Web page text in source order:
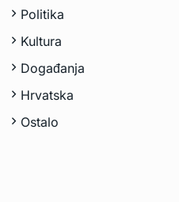
Politika
Kultura
Događanja
Hrvatska
Ostalo